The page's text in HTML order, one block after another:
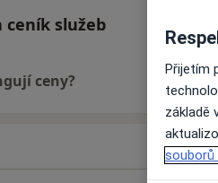
ceník služeb
ceny?
Přijetím
základě
souborů